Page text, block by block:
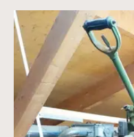
Vergrößerte Version